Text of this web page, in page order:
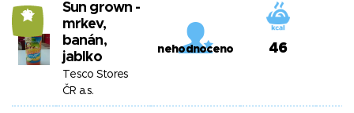
12
Sun grown -
mrkev,
banán,
jablko
Tesco Stores
ČR a.s.
nehodnoceno 46